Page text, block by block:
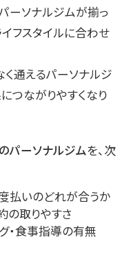
ーソナルジムが揃っ
フスタイルに合わせ
通えるパーソナルジ
つながりやすくなり
パーソナルジムを、次
払いのどれが合うか
の取りやすさ
・食事指導の有無